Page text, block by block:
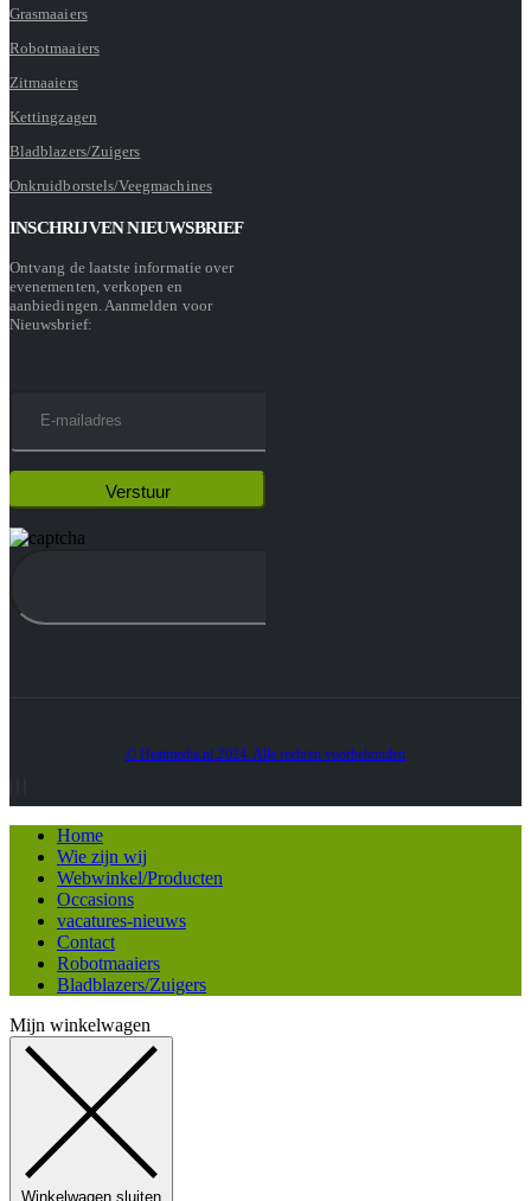
Grasmaaiers
Robotmaaiers
Zitmaaiers
Kettingzagen
Bladblazers/Zuigers
Onkruidborstels/Veegmachines
INSCHRIJVEN NIEUWSBRIEF
Ontvang de laatste informatie over
evenementen, verkopen en
aanbiedingen. Aanmelden voor
Nieuwsbrief:
© Heatmedia.nl 2024. Alle rechten voorbehouden
Home
Wie zijn wij
Webwinkel/Producten
Occasions
vacatures-nieuws
Contact
Robotmaaiers
Bladblazers/Zuigers
Mijn winkelwagen
Winkelwagen sluiten